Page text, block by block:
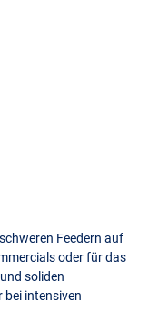
Feedern auf
oder für das
soliden
bei intensiven